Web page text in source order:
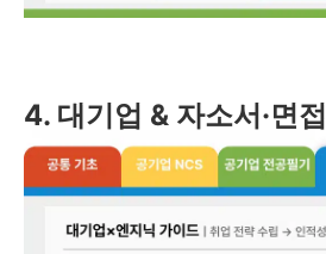
4. 대기업 & 자소서·면접